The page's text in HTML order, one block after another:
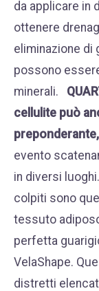
da applicare in
ottenere
eliminazione di
possono
cellulite può
evento
in diversi
colpiti sono
tessuto
perfetta
VelaShape.
distretti